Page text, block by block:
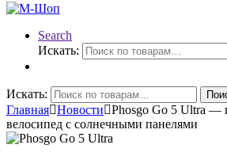
Search
Искать:
Искать:
Главная Новости
Phosgo Go 5 Ultra —
велосипед с солнечными панелями